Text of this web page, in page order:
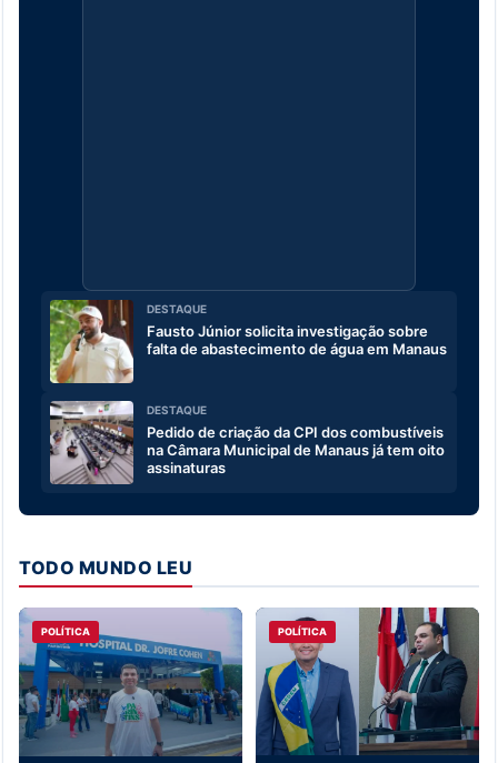
DESTAQUE
Fausto Júnior solicita investigação sobre
falta de abastecimento de água em Manaus
DESTAQUE
Pedido de criação da CPI dos combustíveis
na Câmara Municipal de Manaus já tem oito
assinaturas
TODO MUNDO LEU
POLÍTICA POLÍTICA